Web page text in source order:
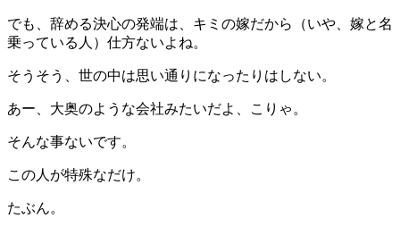
でも、辞める決心の発端は、キミの嫁だから（いや、嫁と名
乗っている人）仕方ないよね。
そうそう、世の中は思い通りになったりはしない。
あー、大奥のような会社みたいだよ、こりゃ。
そんな事ないです。
この人が特殊なだけ。
たぶん。